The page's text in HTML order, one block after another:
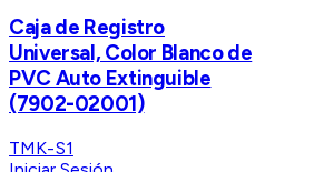
Caja de Registro
Universal, Color Blanco de
PVC Auto Extinguible
(7902-02001)
TMK-S1